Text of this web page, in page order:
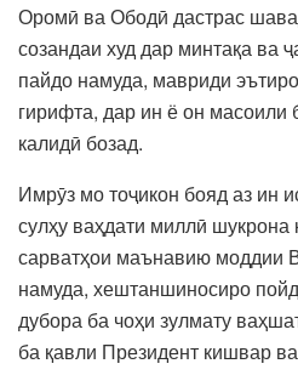
Оромӣ ва Ободӣ дастрас
созандаи худ дар минтақа ва
пайдо намуда, мавриди
гирифта, дар ин ё он
калидӣ бозад.
Имрӯз мо тоҷикон бояд аз ин
сулҳу ваҳдати миллӣ шукрона
сарватҳои маънавию моддии
намуда, хештаншиносиро
дубора ба чоҳи зулмату
ба қавли Президент кишвар